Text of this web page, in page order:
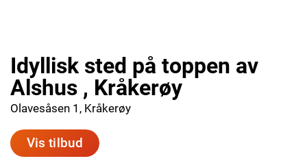
Idyllisk sted på toppen av
Alshus , Kråkerøy
Olavesåsen 1, Kråkerøy
Vis tilbud